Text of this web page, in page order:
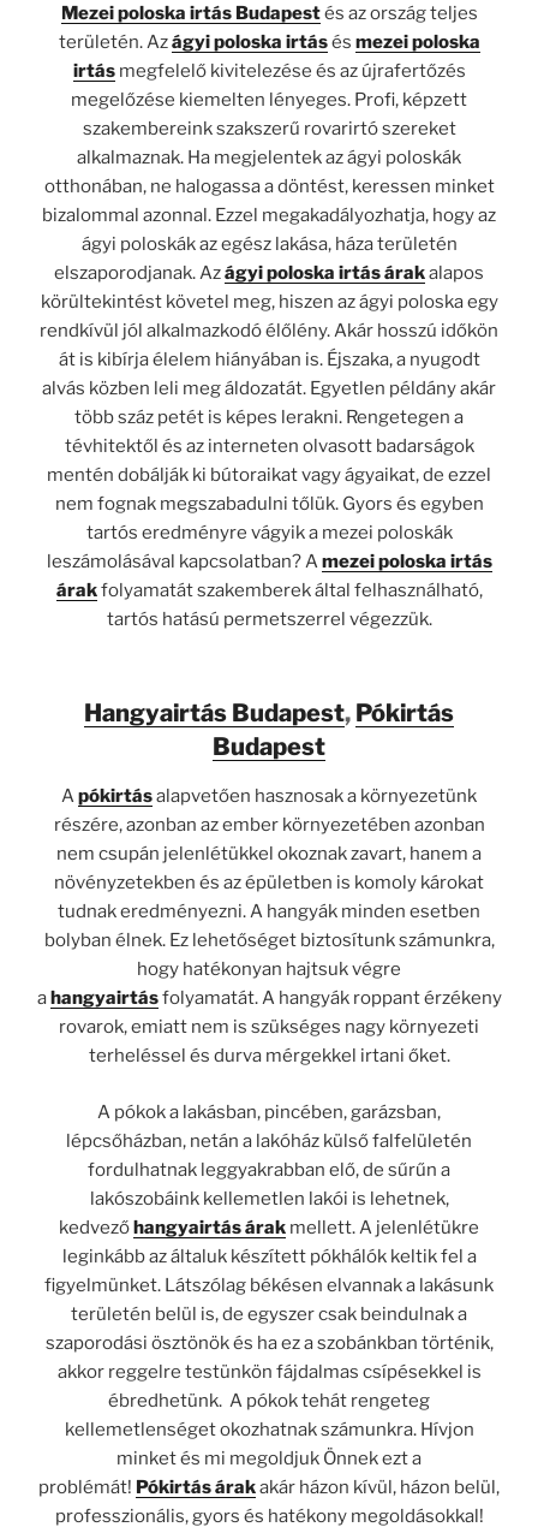
Mezei poloska irtás Budapestés az ország teljes
területén. Azágyi poloska irtásés mezei poloska
irtás megfelelő kivitelezése és az újrafertőzés
megelőzése kiemelten lényeges. Profi, képzett
szakembereink szakszerű rovarirtó szereket
alkalmaznak. Ha megjelentek az ágyi poloskák
otthonában, ne halogassa a döntést, keressen minket
bizalommal azonnal. Ezzel megakadályozhatja, hogy az
ágyi poloskák az egész lakása, háza területén
elszaporodjanak. Azágyi poloska irtás árakalapos
körültekintést követel meg, hiszen az ágyi poloska egy
rendkívül jól alkalmazkodó élőlény. Akár hosszú időkön
át is kibírja élelem hiányában is. Éjszaka, a nyugodt
alvás közben leli meg áldozatát. Egyetlen példány akár
több száz petét is képes lerakni. Rengetegen a
tévhitektől és az interneten olvasott badarságok
mentén dobálják ki bútoraikat vagy ágyaikat, de ezzel
nem fognak megszabadulni tőlük. Gyors és egyben
tartós eredményre vágyik a mezei poloskák
leszámolásával kapcsolatban? Amezei poloska irtás
árakfolyamatát szakemberek által felhasználható,
tartós hatású permetszerrel végezzük.
Hangyairtás Budapest, Pókirtás
Budapest
Apókirtásalapvetően hasznosak a környezetünk
részére, azonban az ember környezetében azonban
nem csupán jelenlétükkel okoznak zavart, hanem a
növényzetekben és az épületben is komoly károkat
tudnak eredményezni. A hangyák minden esetben
bolyban élnek. Ez lehetőséget biztosítunk számunkra,
hogy hatékonyan hajtsuk végre
a hangyairtásfolyamatát. A hangyák roppant érzékeny
rovarok, emiatt nem is szükséges nagy környezeti
terheléssel és durva mérgekkel irtani őket.
A pókok a lakásban, pincében, garázsban,
lépcsőházban, netán a lakóház külső falfelületén
fordulhatnak leggyakrabban elő, de sűrűn a
lakószobáink kellemetlen lakói is lehetnek,
kedvezőhangyairtás árak mellett. A jelenlétükre
leginkább az általuk készített pókhálók keltik fel a
figyelmünket. Látszólag békésen elvannak a lakásunk
területén belül is, de egyszer csak beindulnak a
szaporodási ösztönök és ha ez a szobánkban történik,
akkor reggelre testünkön fájdalmas csípésekkel is
ébredhetünk. A pókok tehát rengeteg
kellemetlenséget okozhatnak számunkra. Hívjon
minket és mi megoldjuk Önnek ezt a
problémát! Pókirtás árakakár házon kívül, házon belül,
professzionális, gyors és hatékony megoldásokkal!